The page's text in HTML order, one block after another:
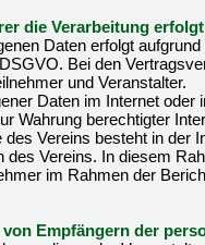
die Verarbeitung erfolgt
Daten erfolgt
Bei den
und Veranstalter.
Daten im Internet oder
Wahrung berechtigter
Vereins besteht in der
des Vereins. In diesem
im Rahmen der
Empfängern der